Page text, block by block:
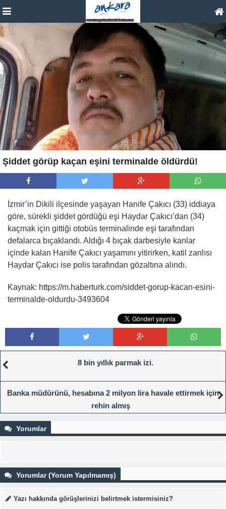
Şiddet görüp kaçan eşini terminalde öldürdü!
İzmir’in Dikili ilçesinde yaşayan Hanife Çakıcı (33) iddiaya
göre, sürekli şiddet gördüğü eşi Haydar Çakıcı’dan (34)
kaçmak için gittiği otobüs terminalinde eşi tarafından
defalarca bıçaklandı. Aldığı 4 bıçak darbesiyle kanlar
içinde kalan Hanife Çakıcı yaşamını yitirirken, katil zanlısı
Haydar Çakıcı ise polis tarafından gözaltına alındı.
Kaynak: https://m.haberturk.com/siddet-gorup-kacan-esini-
terminalde-oldurdu-3493604
8 bin yıllık parmak izi.
Banka müdürünü, hesabına 2 milyon lira havale ettirmek için
rehin almış
Yorumlar
Yorumlar (Yorum Yapılmamış)
Yazı hakkında görüşlerinizi belirtmek istermisiniz?